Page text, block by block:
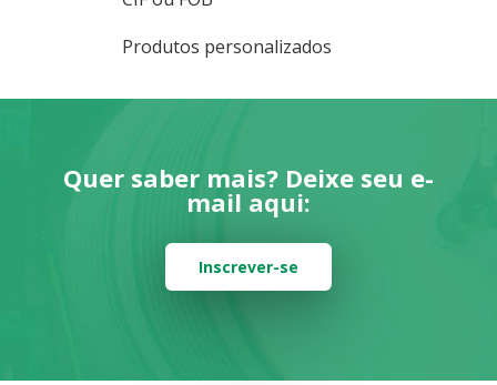
Produtos personalizados
Quer saber mais? Deixe seu e-
mail aqui:
Inscrever-se